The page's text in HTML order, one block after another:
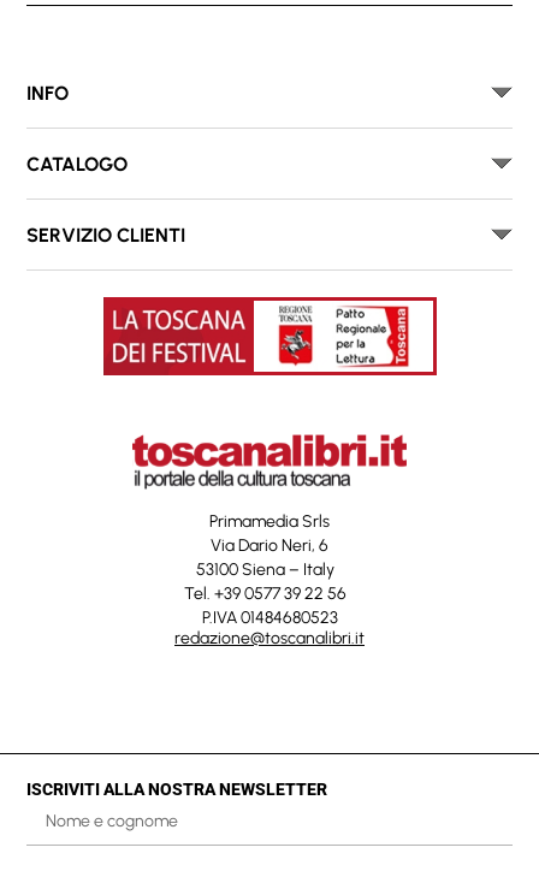
INFO
CATALOGO
SERVIZIO CLIENTI
Primamedia Srls
Via Dario Neri, 6
53100 Siena – Italy
Tel. +39 0577 39 22 56
P.IVA 01484680523
redazione@toscanalibri.it
ISCRIVITI ALLA NOSTRA NEWSLETTER